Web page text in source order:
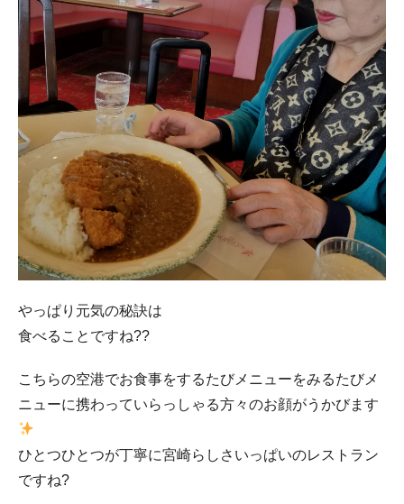
やっぱり元気の秘訣は
食べることですね??
こちらの空港でお食事をするたびメニューをみるたびメ
ニューに携わっていらっしゃる方々のお顔がうかびます
ひとつひとつが丁寧に宮崎らしさいっぱいのレストラン
ですね?